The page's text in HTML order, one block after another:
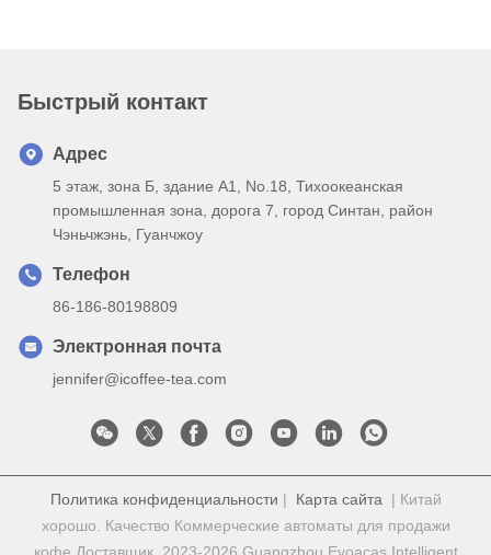
Быстрый контакт
Адрес
5 этаж, зона Б, здание А1, No.18, Тихоокеанская
промышленная зона, дорога 7, город Синтан, район
Чэньчжэнь, Гуанчжоу
Телефон
86-186-80198809
Электронная почта
jennifer@icoffee-tea.com
Политика конфиденциальности | Карта сайта | Китай
хорошо. Качество Коммерческие автоматы для продажи